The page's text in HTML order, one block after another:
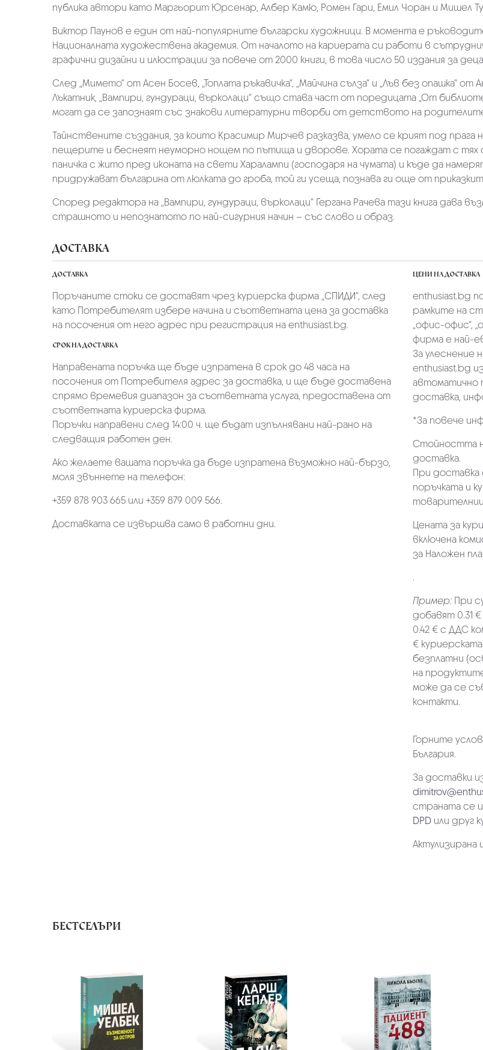
публика автори като Маргьорит Юрсенар, Албер Камю, Ромен Гари, Емил Чоран и Мишел
Виктор Паунов е един от най-популярните български художници. В момента е
Националната художествена академия. От началото на кариерата си работи в
графични дизайни и илюстрации за повече от 2000 книги, в това число 50 издания за
След „Мимето“ от Асен Босев, „Топлата ръкавичка“, „Майчина сълза“ и „Лъв без опашка“ от
Лъкатник, „Вампири, гундураци, върколаци“ също става част от поредицата „От
могат да се запознаят със знакови литературни творби от детството на
Тайнствените създания, за които Красимир Мирчев разказва, умело се крият под
пещерите и беснеят неуморно нощем по пътища и дворове. Хората се погаждат с тях
паничка с жито пред иконата на свети Харалампи (господаря на чумата) и къде да
придружават българина от люлката до гроба, той ги усеща, познава ги още от
Според редактора на „Вампири, гундураци, върколаци“ Гергана Рачева тази книга дава
страшното и непознатото по най-сигурния начин – със слово и образ.
ДОСТАВКА
ДОСТАВКА
Поръчаните стоки се доставят чрез куриерскa фирмa „СПИДИ“, след
като Потребителят избере начина и съответната цена за доставка
на посочения от него адрес при регистрация на enthusiast.bg.
СРОК НА ДОСТАВКА
Направената поръчка ще бъде изпратена в срок до 48 часа на
посочения от Потребителя адрес за доставка, и ще бъде доставена
спрямо времевия диапазон за съответната услуга, предоставена от
съответната куриерска фирма.
Поръчки направени след 14:00 ч. ще бъдат изпълнявани най-рано на
следващия работен ден.
Ако желаете вашата поръчка да бъде изпратена възможно най-бързо,
моля звъннете на телефон:
+359 878 903 665 или +359 879 009 566.
Доставката се извършва само в работни дни.
ЦЕНИ НА ДОСТАВКА
enthusiast.bg
рамките на
„oфис-офис“,
фирма е най-
За улеснение
enthusiast.bg
автоматично
доставка,
*За повече
Стойността
доставка.
При доставка
поръчката и
Цената за
включена
за Наложен
.
Пример: При
добавят 0.31
0.42 € с ДДС
€
безплатни
на
може да се
контакти.
Горните
България.
За доставки
страната се
DPD или друг
Актулизирана
БЕСТСЕЛЪРИ